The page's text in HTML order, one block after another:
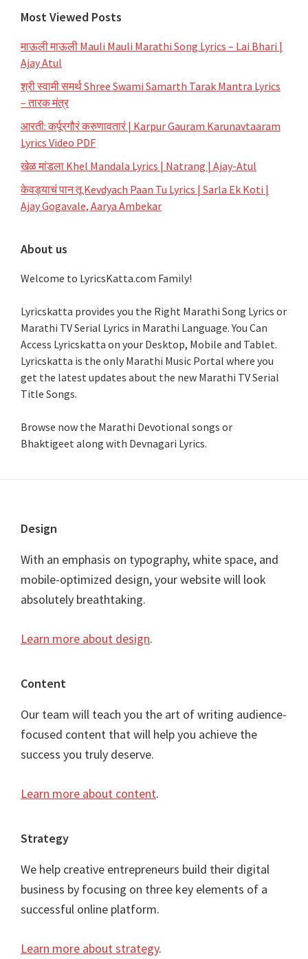
Most Viewed Posts
माऊली माऊली Mauli Mauli Marathi Song Lyrics – Lai Bhari |
Ajay Atul
श्री स्वामी समर्थ Shree Swami Samarth Tarak Mantra Lyrics
– तारक मंत्र
आरती: कर्पूरगौरं करुणावतारं | Karpur Gauram Karunavtaaram
Lyrics Video PDF
खेळ मांडला Khel Mandala Lyrics | Natrang | Ajay-Atul
केवड्याचं पान तू Kevdyach Paan Tu Lyrics | Sarla Ek Koti |
Ajay Gogavale, Aarya Ambekar
About us
Welcome to LyricsKatta.com Family!
Lyricskatta provides you the Right Marathi Song Lyrics or
Marathi TV Serial Lyrics in Marathi Language. You Can
Access Lyricskatta on your Desktop, Mobile and Tablet.
Lyricskatta is the only Marathi Music Portal where you
get the latest updates about the new Marathi TV Serial
Title Songs.
Browse now the Marathi Devotional songs or
Bhaktigeet along with Devnagari Lyrics.
Footer
Design
With an emphasis on typography, white space, and
mobile-optimized design, your website will look
absolutely breathtaking.
Learn more about design.
Content
Our team will teach you the art of writing audience-
focused content that will help you achieve the
success you truly deserve.
Learn more about content.
Strategy
We help creative entrepreneurs build their digital
business by focusing on three key elements of a
successful online platform.
Learn more about strategy.